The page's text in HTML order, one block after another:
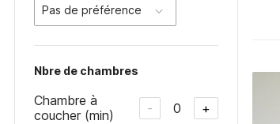
Pas de préférence
Nbre de chambres
Chambre à
coucher (min)
- 0 +